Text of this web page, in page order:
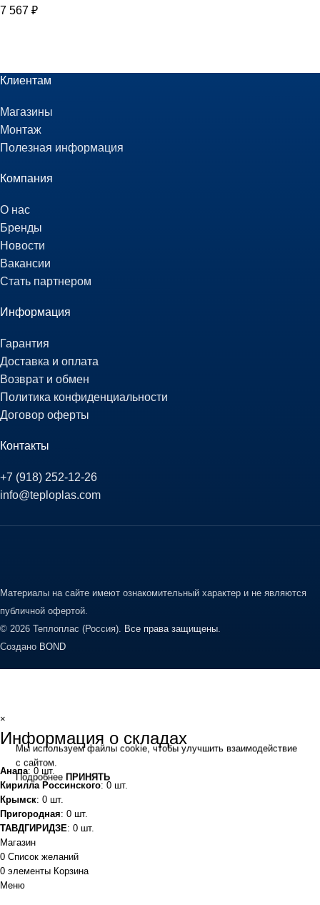
7 567 ₽
Клиентам
Магазины
Монтаж
Полезная информация
Компания
О нас
Бренды
Новости
Вакансии
Стать партнером
Информация
Гарантия
Доставка и оплата
Возврат и обмен
Политика конфиденциальности
Договор оферты
Контакты
+7 (918) 252-12-26
info@teploplas.com
Материалы на сайте имеют ознакомительный характер и не являются
публичной офертой.
© 2026 Теплоплас (Россия). Все права защищены.
Создано BOND
Мы используем файлы cookie, чтобы улучшить взаимодействие
с сайтом.
Подробнее ПРИНЯТЬ
×
Информация о складах
Анапа: 0 шт.
Кирилла Россинского: 0 шт.
Крымск: 0 шт.
Пригородная: 0 шт.
ТАВДГИРИДЗЕ: 0 шт.
Магазин
0 Список желаний
0 элементы Корзина
Меню